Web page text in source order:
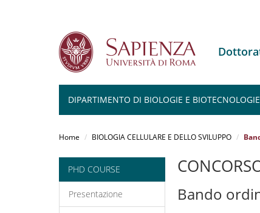
DIPARTIMENTO DI BIOLOGIE E
Home BIOLOGIA CELLULARE E DELLO SVILUPPO
PHD COURSE
Presentazione Bando